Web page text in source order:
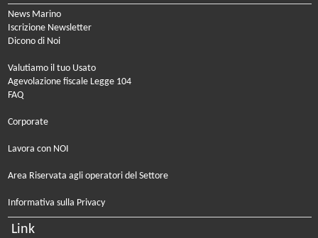
News Marino
Iscrizione Newsletter
Dicono di Noi
Valutiamo il tuo Usato
Agevolazione fiscale Legge 104
FAQ
Corporate
Lavora con NOI
Area Riservata agli operatori del Settore
Informativa sulla Privacy
Link